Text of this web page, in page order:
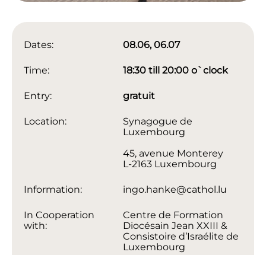
Dates: 08.06, 06.07
Time: 18:30 till 20:00 o`clock
Entry: gratuit
Location:
Synagogue de
Luxembourg
45, avenue Monterey
L-2163 Luxembourg
Information: ingo.hanke@cathol.lu
In Cooperation
with:
Centre de Formation
Diocésain Jean XXIII &
Consistoire d’Israélite de
Luxembourg